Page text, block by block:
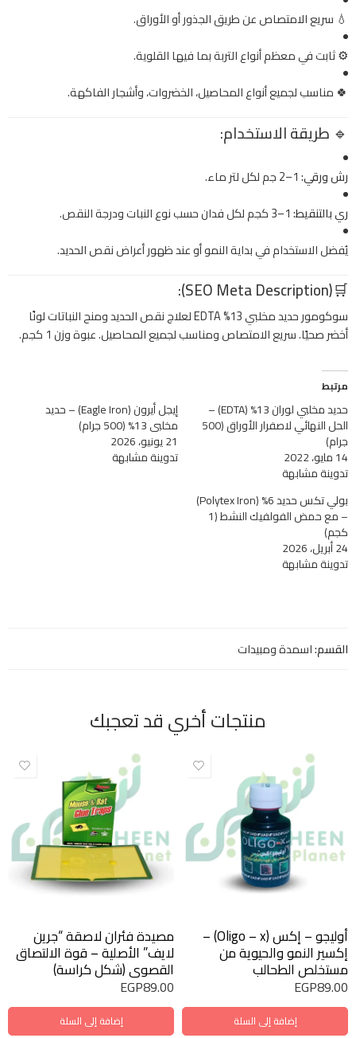
💧 سريع الامتصاص عن طريق الجذور أو الأوراق.
⚙️ ثابت في معظم أنواع التربة بما فيها القلوية.
🍀 مناسب لجميع أنواع المحاصيل، الخضروات، وأشجار الفاكهة.
🔹 طريقة الاستخدام:
رش ورقي:
ري بالتنقيط:
يُفضل الاستخدام في بداية النمو أو عند ظهور أعراض نقص الحديد.
🛒
(SEO Meta Description):
سوكومور حديد مخلبي 13% EDTA لعلاج نقص الحديد ومنح النباتات لونًا
أخضر صحيًا. سريع الامتصاص ومناسب لجميع المحاصيل. عبوة وزن 1 كجم.
مرتبط
حديد مخلبي لوران 13% (EDTA) –
الحل النهائي لاصفرار الأوراق (500
جرام)
14 مايو، 2022
تدوينة مشابهة
إيجل أيرون (Eagle Iron) – حديد
مخلبي 13% (500 جرام)
21 يونيو، 2026
تدوينة مشابهة
بولي تكس حديد 6% (Polytex Iron)
– مع حمض الفولفيك النشط (1
كجم)
24 أبريل، 2026
تدوينة مشابهة
القسم:اسمدة ومبيدات
منتجات أخري قد تعجبك
أوليجو – إكس (Oligo – x) –
إكسير النمو والحيوية من
مستخلص الطحالب
EGP89.00
إضافة إلى السلة
مصيدة فئران لاصقة “جرين
لايف” الأصلية – قوة الالتصاق
القصوى (شكل كراسة)
EGP89.00
إضافة إلى السلة